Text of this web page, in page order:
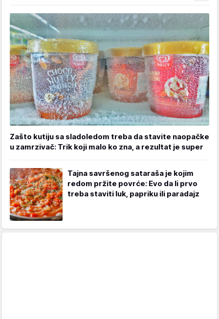
Zašto kutiju sa sladoledom treba da stavite naopačke
u zamrzivač: Trik koji malo ko zna, a rezultat je super
Tajna savršenog sataraša je kojim
redom pržite povrće: Evo da li prvo
treba staviti luk, papriku ili paradajz